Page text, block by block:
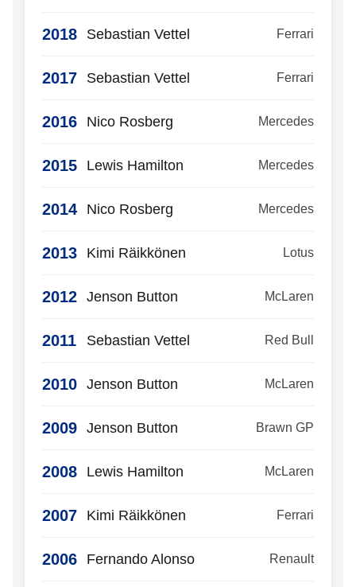
2018 Sebastian Vettel Ferrari
2017 Sebastian Vettel Ferrari
2016 Nico Rosberg Mercedes
2015 Lewis Hamilton Mercedes
2014 Nico Rosberg Mercedes
2013 Kimi Räikkönen Lotus
2012 Jenson Button McLaren
2011 Sebastian Vettel Red Bull
2010 Jenson Button McLaren
2009 Jenson Button Brawn GP
2008 Lewis Hamilton McLaren
2007 Kimi Räikkönen Ferrari
2006 Fernando Alonso Renault